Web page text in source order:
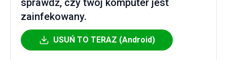
sprawdź, czy twój komputer jest
zainfekowany.
USUŃ TO TERAZ (Android)